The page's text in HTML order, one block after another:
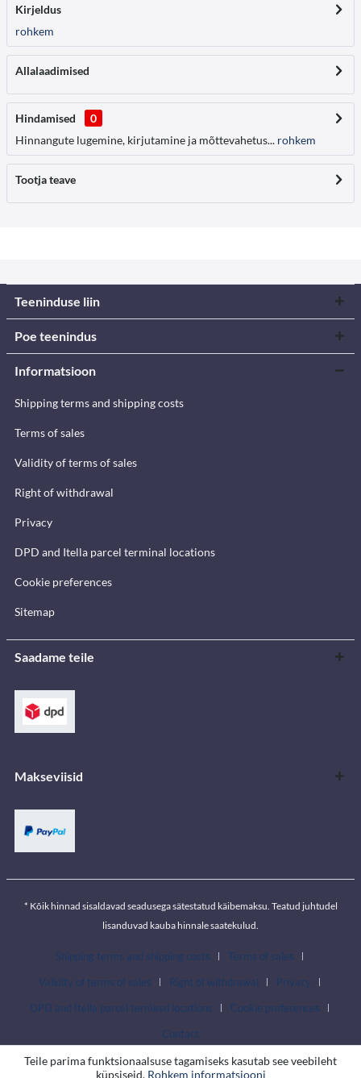
Kirjeldus
rohkem
Allalaadimised
Hindamised
0
Hinnangute lugemine, kirjutamine ja mõttevahetus... rohkem
Tootja teave
Teeninduse liin
Poe teenindus
Informatsioon
Shipping terms and shipping costs
Terms of sales
Validity of terms of sales
Right of withdrawal
Privacy
DPD and Itella parcel terminal locations
Cookie preferences
Sitemap
Saadame teile
Makseviisid
* Kõik hinnad sisaldavad seadusega sätestatud käibemaksu. Teatud juhtudel
lisanduvad kauba hinnale saatekulud.
Shipping terms and shipping costs
Terms of sales
Validity of terms of sales
Right of withdrawal
Privacy
DPD and Itella parcel terminal locations
Cookie preferences
Contact
Teile parima funktsionaalsuse tagamiseks kasutab see veebileht
küpsiseid. Rohkem informatsiooni